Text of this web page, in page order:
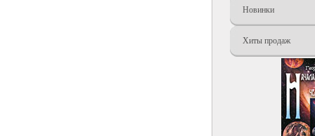
Новинки
Хиты продаж